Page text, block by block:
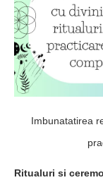
Imbunatatirea
Ritualuri si